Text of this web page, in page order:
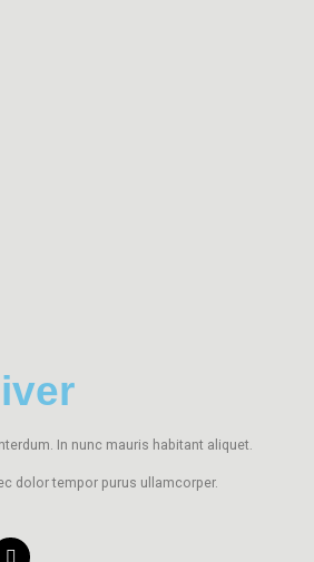
In nunc mauris habitant aliquet.
dolor tempor purus ullamcorper.